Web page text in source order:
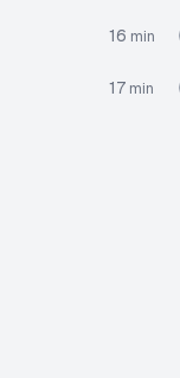
16 min
17 min